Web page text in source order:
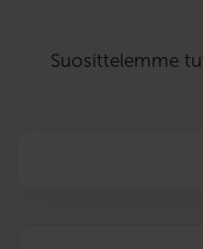
Suosittelemme